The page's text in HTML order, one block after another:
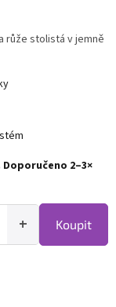
růže stolistá v jemně
2–3×
+ Koupit